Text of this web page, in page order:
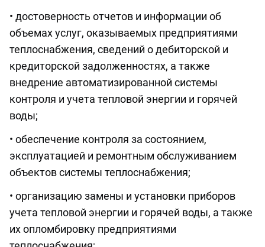
• достоверность отчетов и информации об
объемах услуг, оказываемых предприятиями
теплоснабжения, сведений о дебиторской и
кредиторской задолженностях, а также
внедрение автоматизированной системы
контроля и учета тепловой энергии и горячей
воды;
• обеспечение контроля за состоянием,
эксплуатацией и ремонтным обслуживанием
объектов системы теплоснабжения;
• организацию замены и установки приборов
учета тепловой энергии и горячей воды, а также
их опломбировку предприятиями